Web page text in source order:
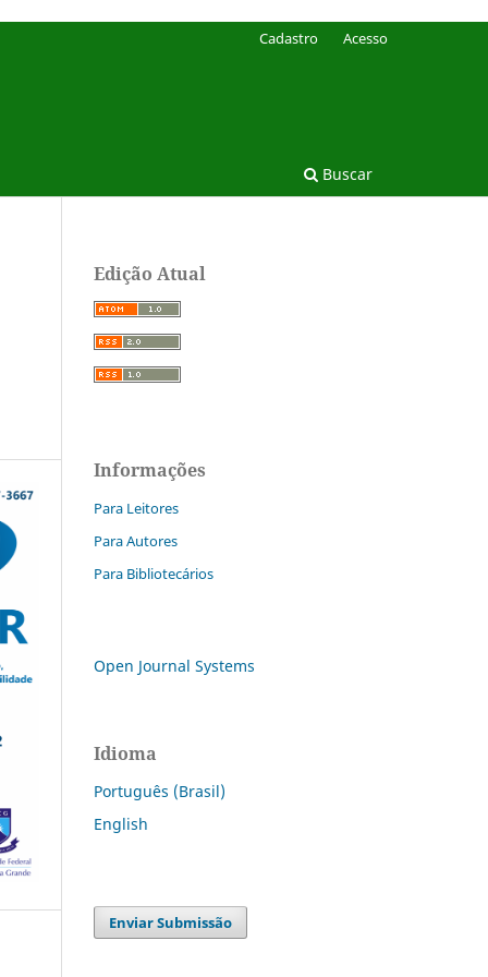
Buscar
Cadastro Acesso
Edição Atual
Informações
Para Leitores
Para Autores
Para Bibliotecários
Open Journal Systems
Idioma
Português (Brasil)
English
Enviar Submissão